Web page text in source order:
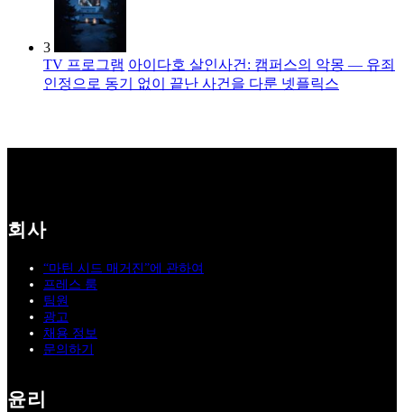
3
TV 프로그램 아이다호 살인사건: 캠퍼스의 악몽 — 유죄
인정으로 동기 없이 끝난 사건을 다룬 넷플릭스
회사
“마틴 시드 매거진”에 관하여
프레스 룸
팀원
광고
채용 정보
문의하기
윤리